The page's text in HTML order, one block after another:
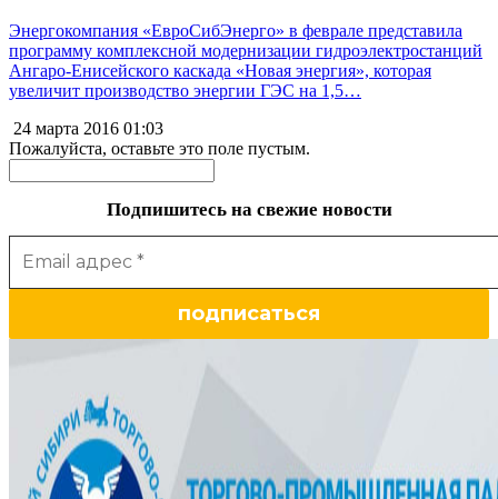
Энергокомпания «ЕвроСибЭнерго» в феврале представила
программу комплексной модернизации гидроэлектростанций
Ангаро-Енисейского каскада «Новая энергия», которая
увеличит производство энергии ГЭС на 1,5…
24 марта 2016 01:03
Пожалуйста, оставьте это поле пустым.
Подпишитесь на свежие новости